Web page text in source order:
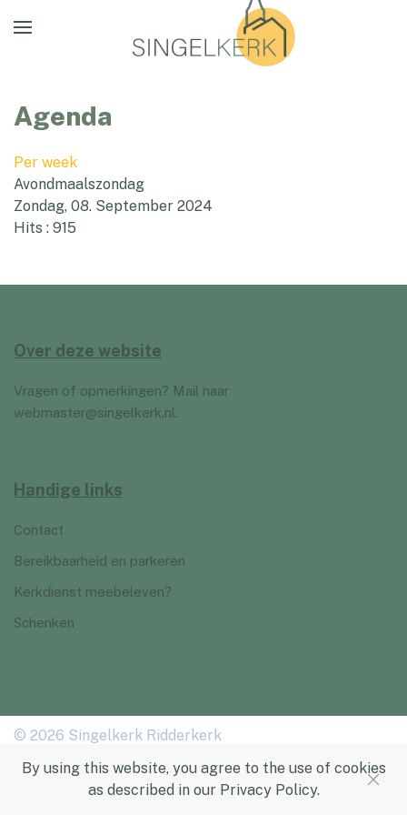
By using this website, you agree to the use of cookies
as described in our Privacy Policy.
Agenda
Per week
Avondmaalszondag
Zondag, 08. September 2024
Hits : 915
Over deze website
Vragen of opmerkingen? Mail naar
webmaster@singelkerk.nl.
Handige links
Contact
Bereikbaarheid en parkeren
Kerkdienst meebeleven?
Schenken
© 2026 Singelkerk Ridderkerk